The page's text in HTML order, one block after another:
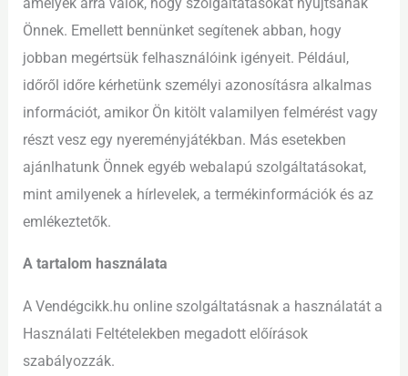
Önnek. Emellett bennünket segítenek abban, hogy
jobban megértsük felhasználóink igényeit. Például,
időről időre kérhetünk személyi azonosításra alkalmas
információt, amikor Ön kitölt valamilyen felmérést vagy
részt vesz egy nyereményjátékban. Más esetekben
ajánlhatunk Önnek egyéb webalapú szolgáltatásokat,
mint amilyenek a hírlevelek, a termékinformációk és az
emlékeztetők.
A tartalom használata
A Vendégcikk.hu online szolgáltatásnak a használatát a
Használati Feltételekben megadott előírások
szabályozzák.